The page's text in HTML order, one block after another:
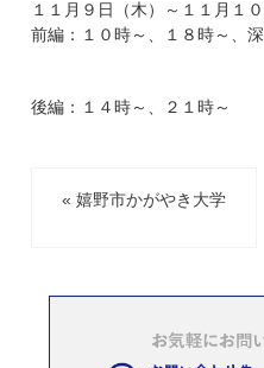
１１月９日（木）～１１月１０
前編：１０時～、１８時～、
後編：１４時～、２１時～
« 嬉野市かがやき大学